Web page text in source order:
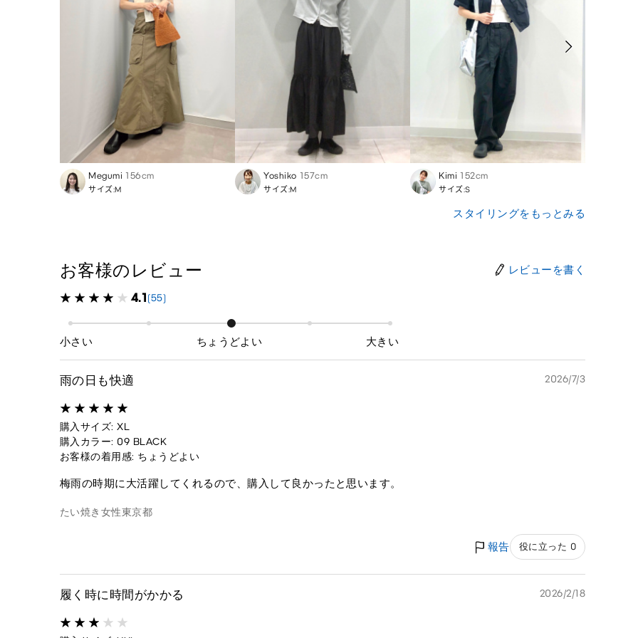
Megumi 156cm
サイズ:M
Yoshiko 157cm
サイズ:M
Kimi 152cm
サイズ:S
スタイリングをもっとみる
お客様のレビュー レビューを書く
4.1(55)
小さい ちょうどよい 大きい
雨の日も快適 2026/7/3
購入サイズ: XL
購入カラー: 09 BLACK
お客様の着用感: ちょうどよい
梅雨の時期に大活躍してくれるので、購入して良かったと思います。
たい焼き 女性東京都
報告 役に立った 0
履く時に時間がかかる 2026/2/18